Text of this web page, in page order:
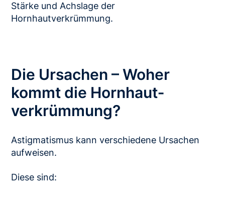
Stärke und Achslage der
Hornhautverkrümmung.
Die Ursachen – Woher
kommt die Hornhaut­
verkrümmung?
Astigmatismus kann verschiedene Ursachen
aufweisen.
Diese sind: